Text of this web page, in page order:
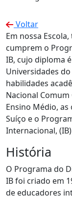
Voltar
Em nossa
cumprem o
IB, cujo diploma
Universidades
habilidades
Nacional
Ensino Médio,
Suíço e o
Internacional,
História
O Programa do
IB foi criado em
de educadores